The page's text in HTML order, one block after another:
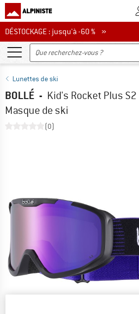
DÉSTOCKAGE : jusqu'à -60 %
DÉSTOCKAGE : jusqu'à -60 % »
Lunettes de ski
BOLLÉ - Kid's Rocket Plus S2
Masque de ski
(0)